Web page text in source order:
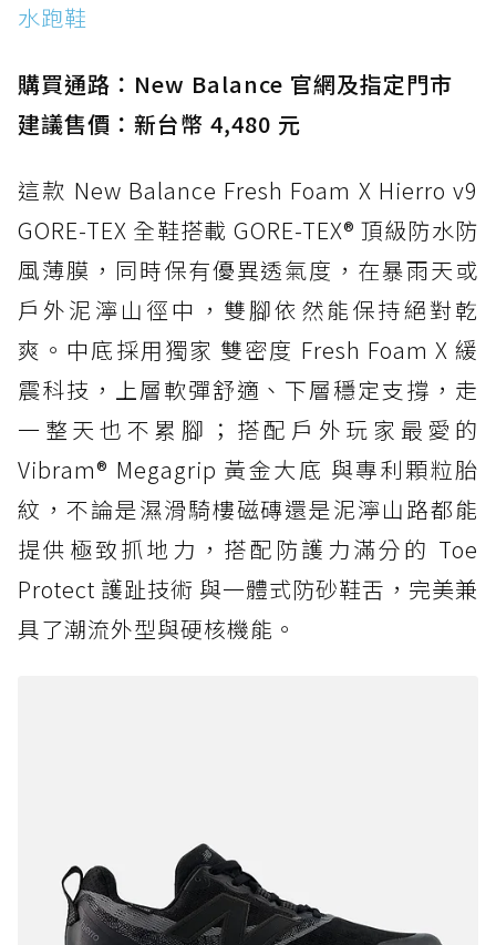
防水鞋推薦 15. Brooks Cascadia 19 GTX：注
水跑鞋
購買通路：New Balance 官網及指定門市
建議售價：新台幣 4,480 元
這款 New Balance Fresh Foam X Hierro v9
GORE-TEX 全鞋搭載 GORE-TEX® 頂級防水防
風薄膜，同時保有優異透氣度，在暴雨天或
戶外泥濘山徑中，雙腳依然能保持絕對乾
爽。中底採用獨家 雙密度 Fresh Foam X 緩
震科技，上層軟彈舒適、下層穩定支撐，走
一整天也不累腳；搭配戶外玩家最愛的
Vibram® Megagrip 黃金大底 與專利顆粒胎
紋，不論是濕滑騎樓磁磚還是泥濘山路都能
提供極致抓地力，搭配防護力滿分的 Toe
Protect 護趾技術 與一體式防砂鞋舌，完美兼
具了潮流外型與硬核機能。